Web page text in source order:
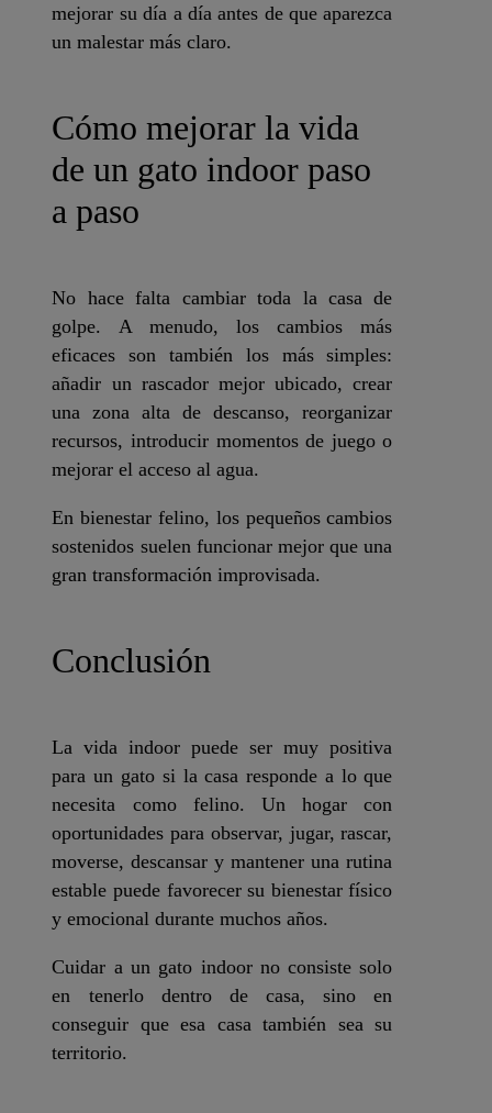
mejorar su día a día antes de que aparezca
un malestar más claro.
Cómo mejorar la vida
de un gato indoor paso
a paso
No hace falta cambiar toda la casa de
golpe. A menudo, los cambios más
eficaces son también los más simples:
añadir un rascador mejor ubicado, crear
una zona alta de descanso, reorganizar
recursos, introducir momentos de juego o
mejorar el acceso al agua.
En bienestar felino, los pequeños cambios
sostenidos suelen funcionar mejor que una
gran transformación improvisada.
Conclusión
La vida indoor puede ser muy positiva
para un gato si la casa responde a lo que
necesita como felino. Un hogar con
oportunidades para observar, jugar, rascar,
moverse, descansar y mantener una rutina
estable puede favorecer su bienestar físico
y emocional durante muchos años.
Cuidar a un gato indoor no consiste solo
en tenerlo dentro de casa, sino en
conseguir que esa casa también sea su
territorio.